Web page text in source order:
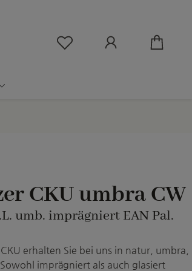
Du hast 0 Produkte
CKU umbra CW
umb. imprägniert EAN Pal.
erhalten Sie bei uns in natur, umbra,
imprägniert als auch glasiert